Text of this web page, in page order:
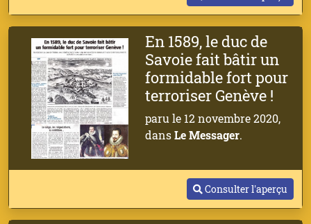
En 1589, le duc de
Savoie fait bâtir un
formidable fort pour
terroriser Genève !
paru le 12 novembre 2020,
dansLe Messager.
Consulter l'aperçu